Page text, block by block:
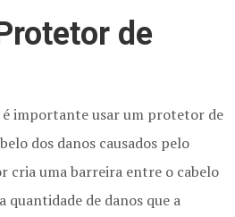
de
é importante usar um protetor de
dos danos causados pelo
cria uma barreira entre o cabelo
quantidade de danos que a